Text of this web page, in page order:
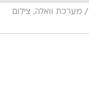
/ מערכת וואלה, צילום